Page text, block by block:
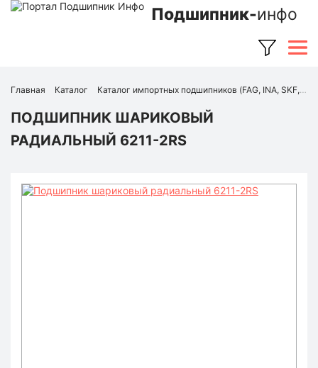
Подшипник-инфо
Главная Каталог Каталог импортных подшипников (FAG, INA, SKF, NSK, Timken и др.)
ПОДШИПНИК ШАРИКОВЫЙ
РАДИАЛЬНЫЙ 6211-2RS